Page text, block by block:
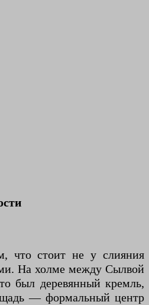
что стоит не у слияния
На холме между Сылвой
был деревянный кремль,
— формальный центр